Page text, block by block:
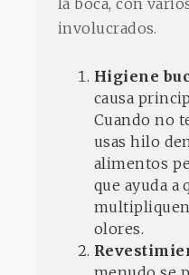
la boca, con
involucrados.
Higiene
causa
Cuando no
usas hilo
alimentos
que ayuda a
olores.